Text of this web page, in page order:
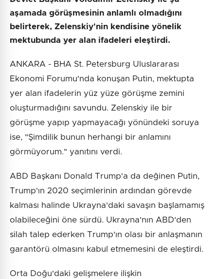
aşamada görüşmesinin anlamlı olmadığını
belirterek, Zelenskiy'nin kendisine yönelik
mektubunda yer alan ifadeleri eleştirdi.
ANKARA - BHA St. Petersburg Uluslararası
Ekonomi Forumu'nda konuşan Putin, mektupta
yer alan ifadelerin yüz yüze görüşme zemini
oluşturmadığını savundu. Zelenskiy ile bir
görüşme yapıp yapmayacağı yönündeki soruya
ise, "Şimdilik bunun herhangi bir anlamını
görmüyorum." yanıtını verdi.
ABD Başkanı Donald Trump'a da değinen Putin,
Trump'ın 2020 seçimlerinin ardından görevde
kalması halinde Ukrayna'daki savaşın başlamamış
olabileceğini öne sürdü. Ukrayna'nın ABD'den
silah talep ederken Trump'ın olası bir anlaşmanın
garantörü olmasını kabul etmemesini de eleştirdi.
Orta Doğu'daki gelişmelere ilişkin